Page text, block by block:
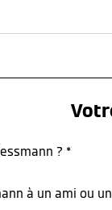
? *
à un ami ou